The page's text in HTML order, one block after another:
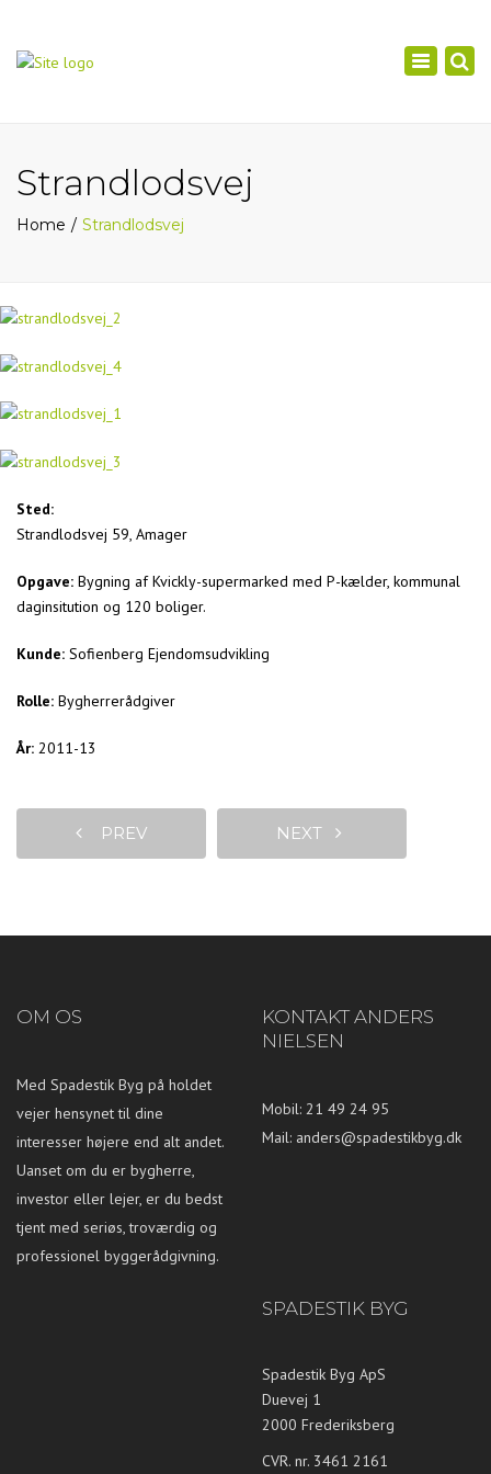
Toggle
Strandlodsvej
Home Strandlodsvej
Sted:
Strandlodsvej 59, Amager
Opgave: Bygning af Kvickly-supermarked med P-kælder, kommunal
daginsitution og 120 boliger.
Kunde: Sofienberg Ejendomsudvikling
Rolle: Bygherrerådgiver
År: 2011-13
PREV NEXT
OM OS
Med Spadestik Byg på holdet
vejer hensynet til dine
interesser højere end alt andet.
Uanset om du er bygherre,
investor eller lejer, er du bedst
tjent med seriøs, troværdig og
professionel byggerådgivning.
KONTAKT ANDERS
NIELSEN
Mobil: 21 49 24 95
Mail: anders@spadestikbyg.dk
SPADESTIK BYG
Spadestik Byg ApS
Duevej 1
2000 Frederiksberg
CVR. nr. 3461 2161